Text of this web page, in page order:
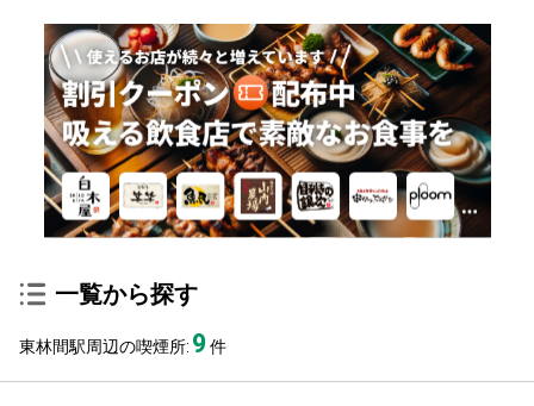
一覧から探す
東林間駅周辺の喫煙所: 9 件